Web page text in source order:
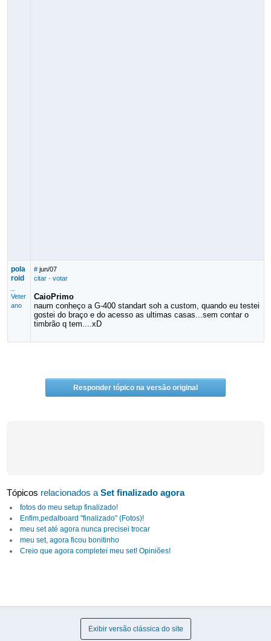
pola
roid
Veter
ano
# jun/07
citar· votar
CaioPrimo
naum conheço a G-400 standart soh a custom, quando eu testei
gostei do braço e do acesso as ultimas casas...sem contar o
timbrão q tem....xD
Responder tópico na versão original
Tópicos relacionados aSet finalizado agora
fotos do meu setup finalizado!
Enfim,pedalboard "finalizado" (Fotos)!
meu set até agora nunca precisei trocar
meu set, agora ficou bonitinho
Creio que agora completei meu set! Opiniões!
Exibir versão clássica do site